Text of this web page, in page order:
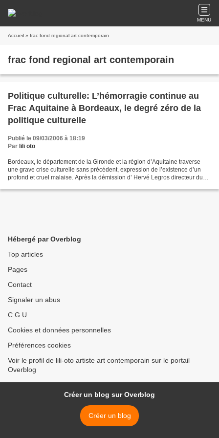
MENU
Accueil » frac fond regional art contemporain
frac fond regional art contemporain
Politique culturelle: L’hémorragie continue au
Frac Aquitaine à Bordeaux, le degré zéro de la
politique culturelle
Publié le 09/03/2006 à 18:19
Par lili oto
Bordeaux, le département de la Gironde et la région d’Aquitaine traverse
une grave crise culturelle sans précédent, expression de l’existence d’un
profond et cruel malaise. Après la démission d’ Hervé Legros directeur du
Hébergé par Overblog
Top articles
Pages
Contact
Signaler un abus
C.G.U.
Cookies et données personnelles
Préférences cookies
Voir le profil de lili-oto artiste art contemporain sur le portail
Overblog
Créer un blog sur Overblog
Créer un blog